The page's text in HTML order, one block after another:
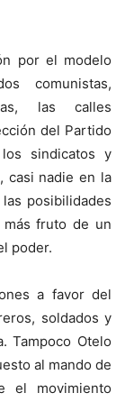
por el modelo
comunistas,
las calles
del Partido
sindicatos y
casi nadie en la
posibilidades
fruto de un
poder.
a favor del
soldados y
Tampoco Otelo
al mando de
el movimiento